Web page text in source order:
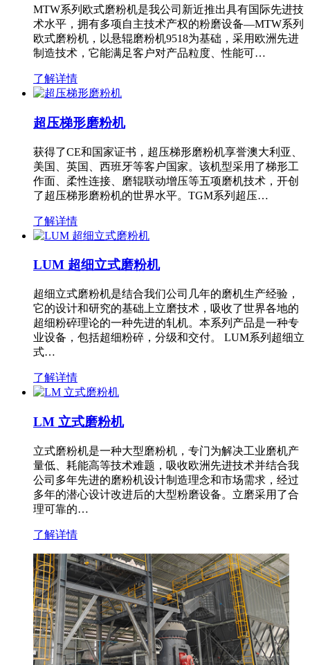
MTW系列欧式磨粉机是我公司新近推出具有国际先进技
术水平，拥有多项自主技术产权的粉磨设备—MTW系列
欧式磨粉机，以悬辊磨粉机9518为基础，采用欧洲先进
制造技术，它能满足客户对产品粒度、性能可…
了解详情
超压梯形磨粉机
获得了CE和国家证书，超压梯形磨粉机享誉澳大利亚、
美国、英国、西班牙等客户国家。该机型采用了梯形工
作面、柔性连接、磨辊联动增压等五项磨机技术，开创
了超压梯形磨粉机的世界水平。TGM系列超压…
了解详情
LUM 超细立式磨粉机
超细立式磨粉机是结合我们公司几年的磨机生产经验，
它的设计和研究的基础上立磨技术，吸收了世界各地的
超细粉碎理论的一种先进的轧机。本系列产品是一种专
业设备，包括超细粉碎，分级和交付。 LUM系列超细立
式…
了解详情
LM 立式磨粉机
立式磨粉机是一种大型磨粉机，专门为解决工业磨机产
量低、耗能高等技术难题，吸收欧洲先进技术并结合我
公司多年先进的磨粉机设计制造理念和市场需求，经过
多年的潜心设计改进后的大型粉磨设备。立磨采用了合
理可靠的…
了解详情